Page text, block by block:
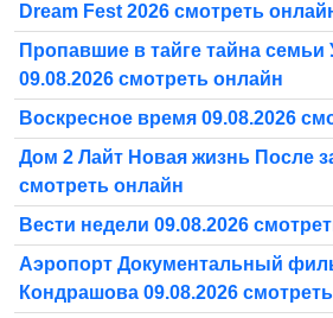
Dream Fest 2026 смотреть
Пропавшие в тайге тайна
09.08.2026 смотреть онлайн
Воскресное время 09.08.2026
Дом 2 Лайт Новая жизнь После
смотреть онлайн
Вести недели 09.08.2026
Аэропорт Документальный
Кондрашова 09.08.2026